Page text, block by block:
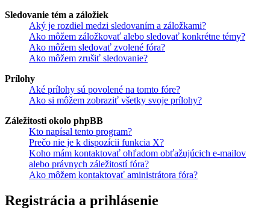
Sledovanie tém a záložiek
Aký je rozdiel medzi sledovaním a záložkami?
Ako môžem záložkovať alebo sledovať konkrétne témy?
Ako môžem sledovať zvolené fóra?
Ako môžem zrušiť sledovanie?
Prílohy
Aké prílohy sú povolené na tomto fóre?
Ako si môžem zobraziť všetky svoje prílohy?
Záležitosti okolo phpBB
Kto napísal tento program?
Prečo nie je k dispozícii funkcia X?
Koho mám kontaktovať ohľadom obťažujúcich e-mailov
alebo právnych záležitostí fóra?
Ako môžem kontaktovať aministrátora fóra?
Registrácia a prihlásenie